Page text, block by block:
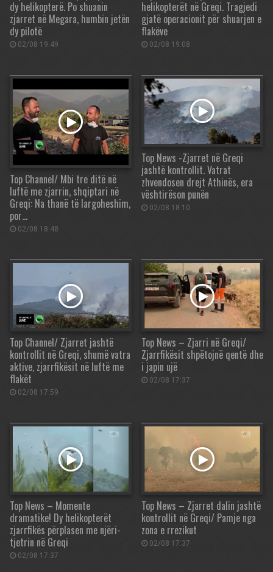
dy helikopterë. Po shuanin
zjarret në Megara, humbin jetën
dy pilotë
02/08 19:49
helikopterët në Greqi. Tragjedi
gjatë operacionit për shuarjen e
flakëve
02/08 19:08
Top Channel/ Mbi tre ditë në
luftë me zjarrin, shqiptari në
Greqi: Na thanë të largoheshim,
por…
02/08 18:48
Top News -Zjarret në Greqi
jashtë kontrollit. Vatrat
zhvendosen drejt Athinës, era
vështirëson punën
02/08 18:10
Top Channel/ Zjarret jashtë
kontrollit në Greqi, shumë vatra
aktive, zjarrfikësit në luftë me
flakët
02/08 17:59
Top News – Zjarri në Greqi/
Zjarrfikësit shpëtojnë qentë dhe
i japin ujë
02/08 17:37
Top News – Momente
dramatike! Dy helikopterët
zjarrfikës përplasen me njëri-
tjetrin në Greqi
02/08 17:37
Top News – Zjarret dalin jashtë
kontrollit në Greqi/ Pamje nga
zona e rrezikut
02/08 17:37